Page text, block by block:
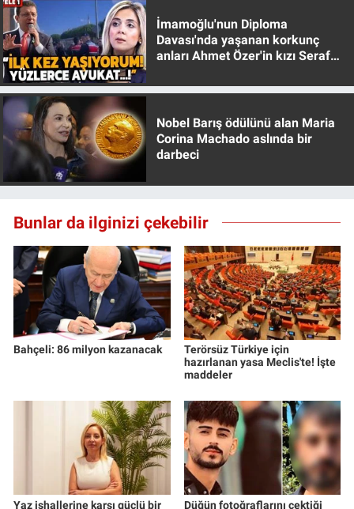
İmamoğlu'nun Diploma
Davası'nda yaşanan korkunç
anları Ahmet Özer'in kızı Seraf
Nobel Barış ödülünü alan Maria
Corina Machado aslında bir
darbeci
Bunlar da ilginizi çekebilir
Bahçeli: 86 milyon kazanacak
Terörsüz Türkiye için
hazırlanan yasa Meclis'te! İşte
maddeler
Yaz ishallerine karşı güçlü bir
Düğün fotoğraflarını çektiği